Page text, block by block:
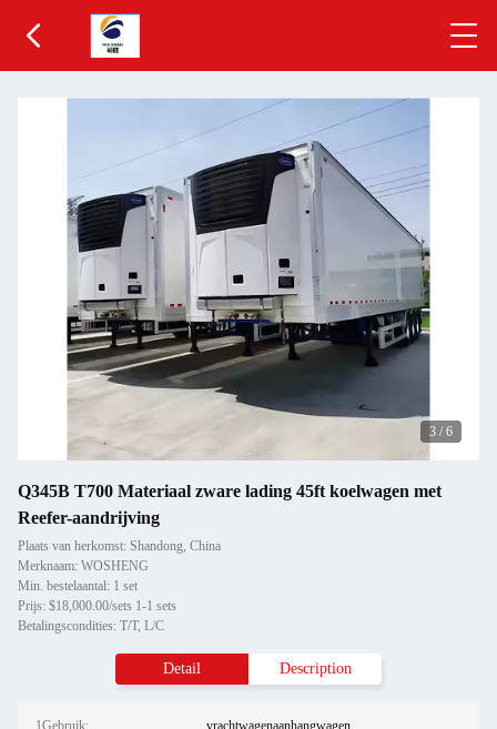
3 / 6
Q345B T700 Materiaal zware lading 45ft koelwagen met
Reefer-aandrijving
Plaats van herkomst: Shandong, China
Merknaam: WOSHENG
Min. bestelaantal: 1 set
Prijs: $18,000.00/sets 1-1 sets
Betalingscondities: T/T, L/C
Detail Description
1Gebruik: vrachtwagenaanhangwagen